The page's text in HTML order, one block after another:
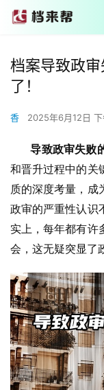
档案导致政
了！
香 2025年6月12日
导致政审失败的
和晋升过程中的关
质的深度考量，成
政审的严重性认识
实上，每年都有许
会，这无疑突显了